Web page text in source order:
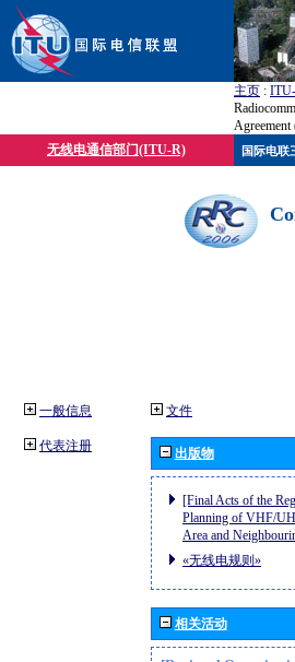
主页 :
无线电通信部门(ITU-R)
一般信息
代表注册
文件
出版物
[Final Acts of the
Planning of VHF/
Area and
«无线电规则»
相关活动
国际电联